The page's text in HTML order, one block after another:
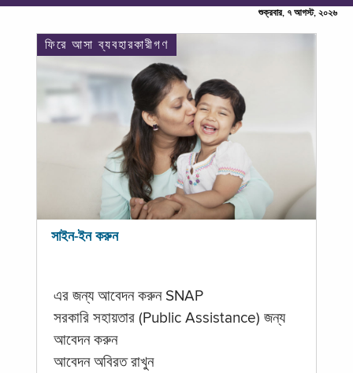
শুক্রবার, ৭ আগস্ট, ২০২৬
ফিরে আসা ব্যবহারকারীগণ
সাইন-ইন করুন
এর জন্য আবেদন করুন SNAP
সরকারি সহায়তার (Public Assistance) জন্য
আবেদন করুন
আবেদন অবিরত রাখুন